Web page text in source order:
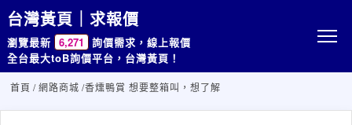
台灣黃頁｜求報價
瀏覽最新 6,271
詢價需求，線上報價
全台最大toB詢價平台，台灣黃頁！
首頁 /網路商城 /香燻鴨賞 想要整箱叫，想了解